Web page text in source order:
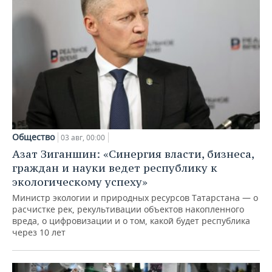
Общество 03 авг, 00:00
Азат Зиганшин: «Синергия власти, бизнеса,
граждан и науки ведет республику к
экологическому успеху»
Министр экологии и природных ресурсов Татарстана — о
расчистке рек, рекультивации объектов накопленного
вреда, о цифровизации и о том, какой будет республика
через 10 лет